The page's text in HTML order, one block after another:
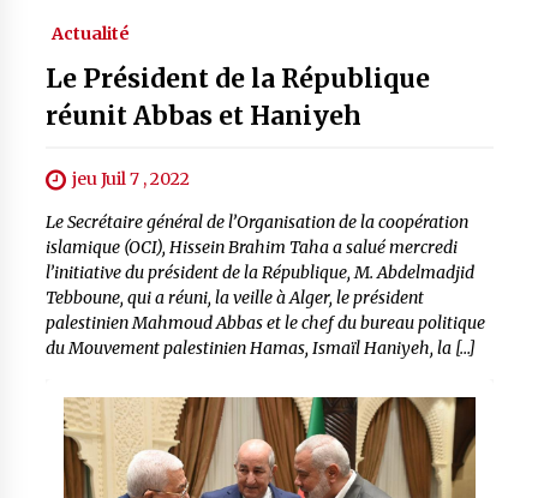
Actualité
Le Président de la République
réunit Abbas et Haniyeh
jeu Juil 7 , 2022
Le Secrétaire général de l’Organisation de la coopération
islamique (OCI), Hissein Brahim Taha a salué mercredi
l’initiative du président de la République, M. Abdelmadjid
Tebboune, qui a réuni, la veille à Alger, le président
palestinien Mahmoud Abbas et le chef du bureau politique
du Mouvement palestinien Hamas, Ismaïl Haniyeh, la […]